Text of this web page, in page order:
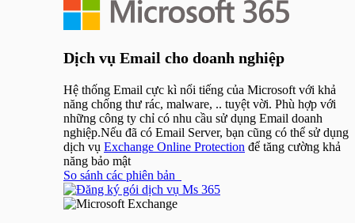
Dịch vụ Email cho doanh nghiệp
Hệ thống Email cực kì nổi tiếng của Microsoft với khả
năng chống thư rác, malware, .. tuyệt vời. Phù hợp với
những công ty chỉ có nhu cầu sử dụng Email doanh
nghiệp.Nếu đã có Email Server, bạn cũng có thể sử dụng
dịch vụ Exchange Online Protection để tăng cường khả
năng bảo mật
So sánh các phiên bản